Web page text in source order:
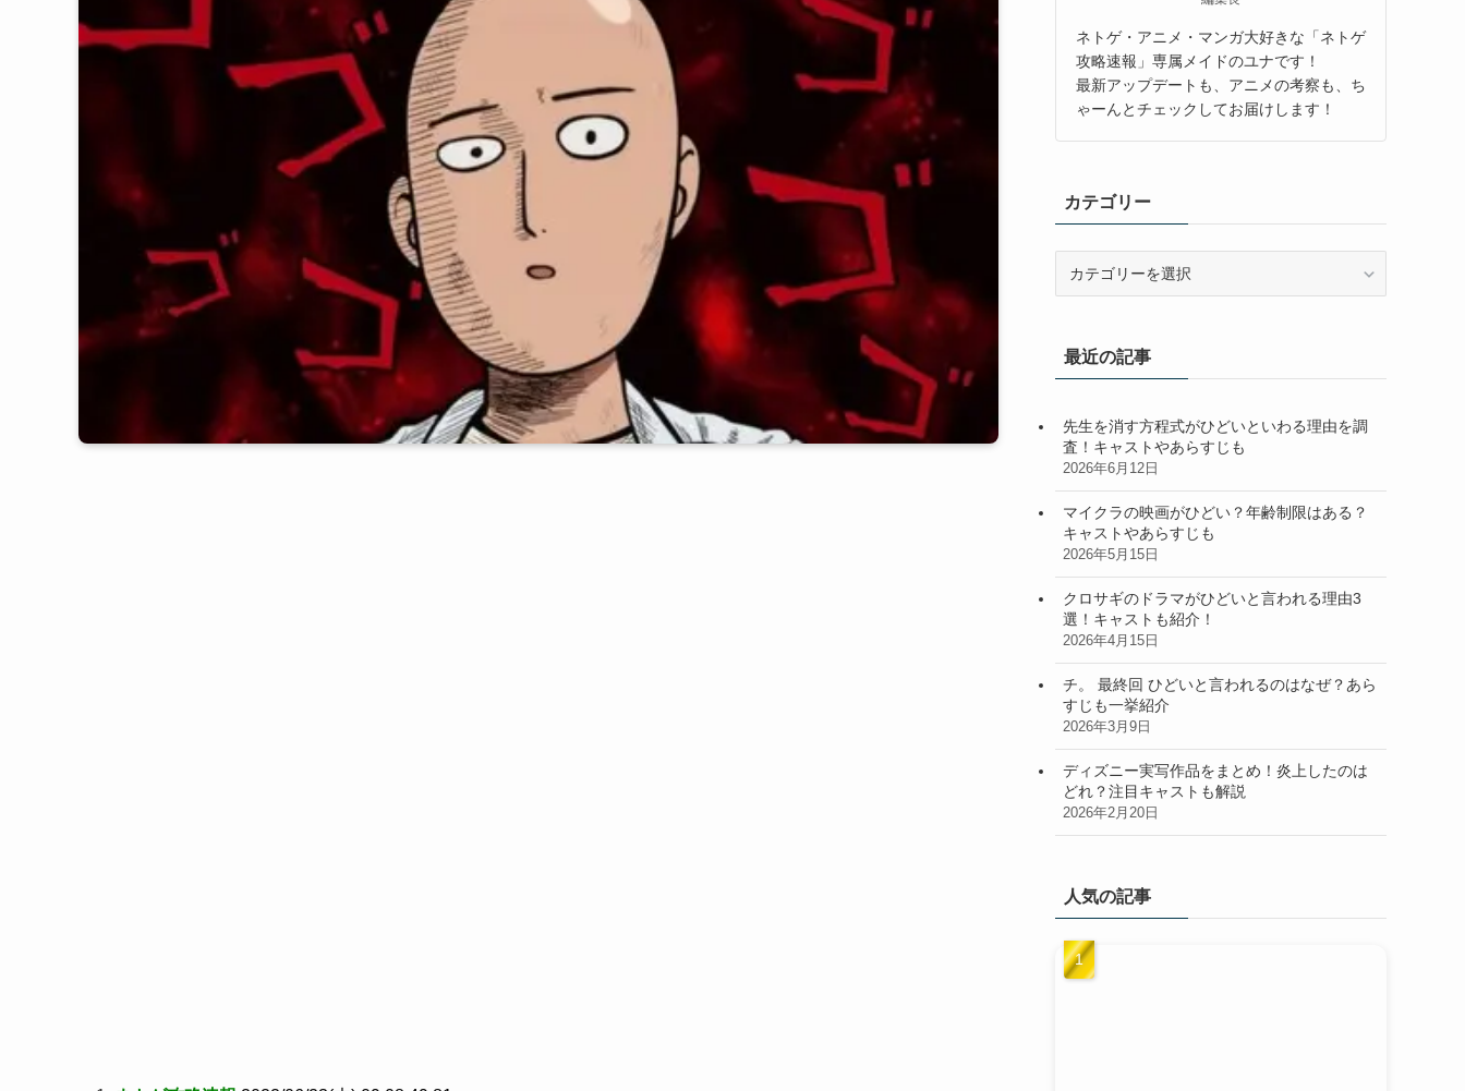
ネトゲ・アニメ・マンガ大好きな「ネトゲ
攻略速報」専属メイドのユナです！
最新アップデートも、アニメの考察も、ち
ゃーんとチェックしてお届けします！
カテゴリー
ー最近の記事
先生を消す方程式がひどいといわる理由を調
査！キャストやあらすじも
2026年6月12日
マイクラの映画がひどい？年齢制限はある？
キャストやあらすじも
2026年5月15日
クロサギのドラマがひどいと言われる理由3
選！キャストも紹介！
2026年4月15日
チ。 最終回 ひどいと言われるのはなぜ？あら
すじも一挙紹介
2026年3月9日
ディズニー実写作品をまとめ！炎上したのは
どれ？注目キャストも解説
2026年2月20日
人気の記事